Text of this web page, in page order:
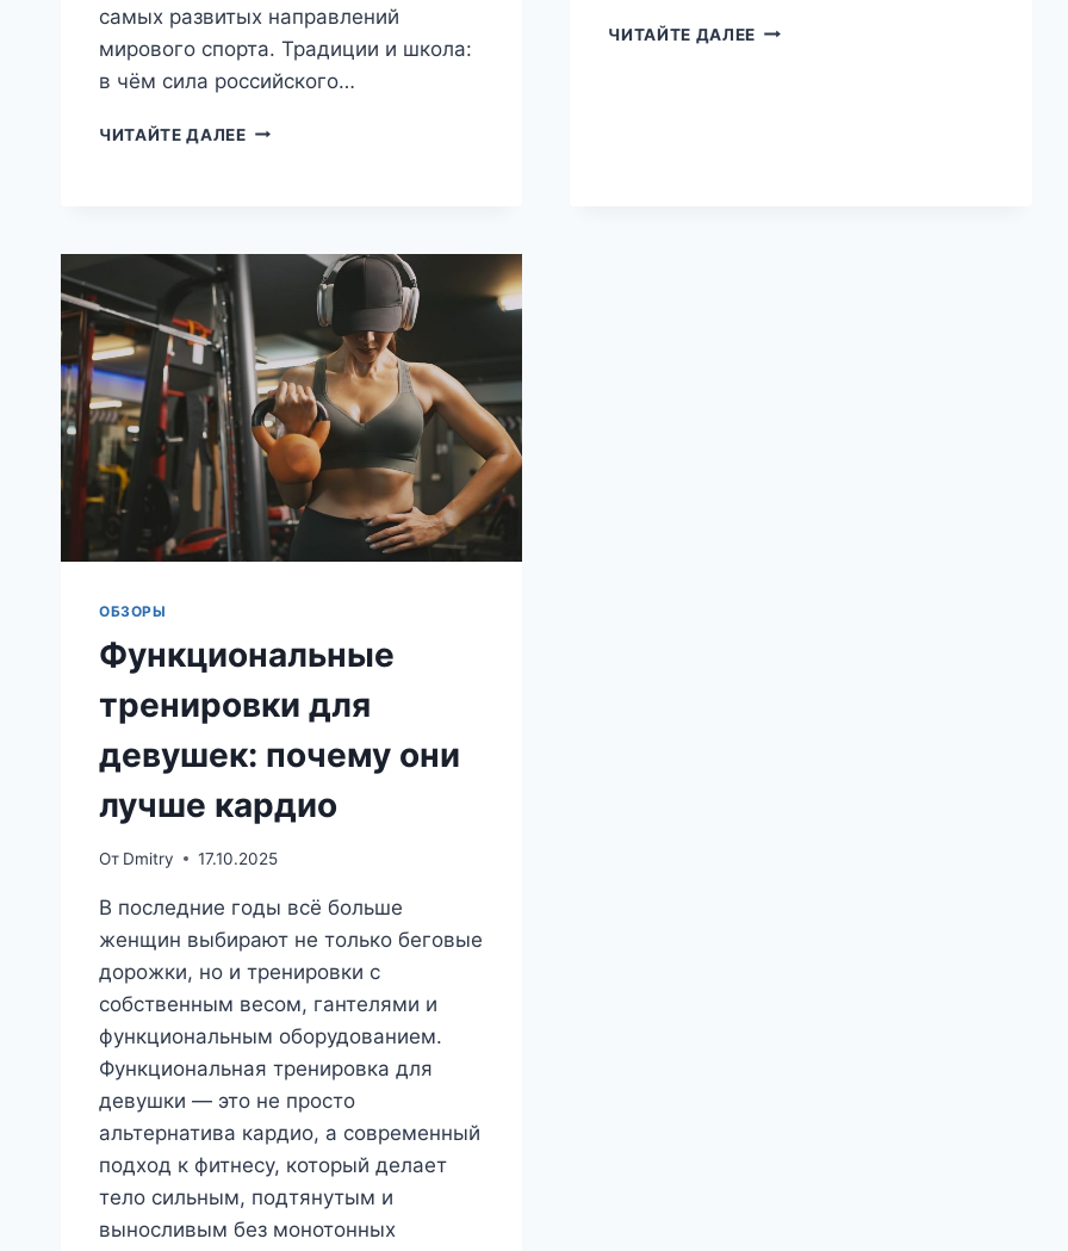
самых развитых направлений
мирового спорта. Традиции и школа:
в чём сила российского…
ЧИТАЙТЕ ДАЛЕЕЖЕНСКОЕ
ОСТАЁТСЯ
ЛИДЕРОМ
ЧИТАЙТЕ ДАЛЕЕ ЧЕМПИОНКИ,
ОБЗОРЫ
Функциональные
тренировки для
девушек: почему они
лучше кардио
От Dmitry 17.10.2025
В последние годы всё больше
женщин выбирают не только беговые
дорожки, но и тренировки с
собственным весом, гантелями и
функциональным оборудованием.
Функциональная тренировка для
девушки — это не просто
альтернатива кардио, а современный
подход к фитнесу, который делает
тело сильным, подтянутым и
выносливым без монотонных